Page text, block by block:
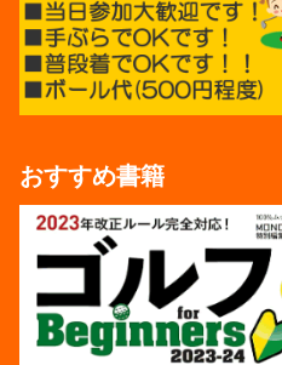
おすすめ書籍